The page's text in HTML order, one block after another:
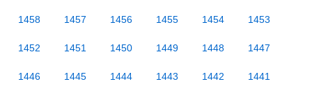
1458 1457 1456 1455 1454 1453
1452 1451 1450 1449 1448 1447
1446 1445 1444 1443 1442 1441